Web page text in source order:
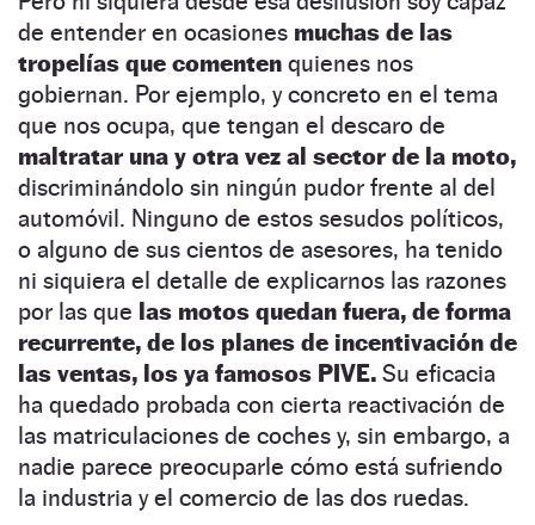
de entender en ocasiones muchas de las
tropelías que comenten quienes nos
gobiernan. Por ejemplo, y concreto en el tema
que nos ocupa, que tengan el descaro de
maltratar una y otra vez al sector de la moto,
discriminándolo sin ningún pudor frente al del
automóvil. Ninguno de estos sesudos políticos,
o alguno de sus cientos de asesores, ha tenido
ni siquiera el detalle de explicarnos las razones
por las que las motos quedan fuera, de forma
recurrente, de los planes de incentivación de
las ventas, los ya famosos PIVE. Su eficacia
ha quedado probada con cierta reactivación de
las matriculaciones de coches y, sin embargo, a
nadie parece preocuparle cómo está sufriendo
la industria y el comercio de las dos ruedas.